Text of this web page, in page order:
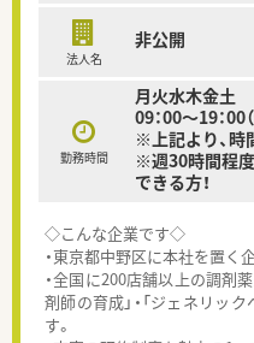
法人名
非公開
勤務時間
月火水木金土
09：00～19：00
※上記より、時
※週30時間程
できる方！
◇こんな企業です◇
・東京都中野区に本社を置く
・全国に200店舗以上の調剤薬
剤師の育成」・「ジェネリッ
す。